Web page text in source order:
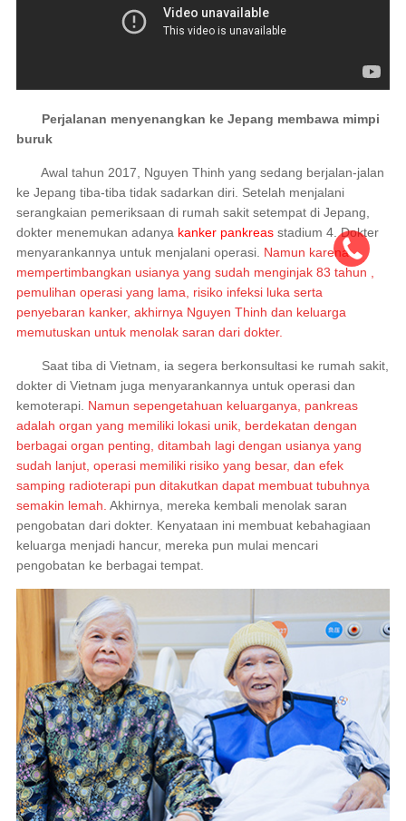
Perjalanan menyenangkan ke Jepang membawa mimpi
buruk
Awal tahun 2017, Nguyen Thinh yang sedang berjalan-jalan
ke Jepang tiba-tiba tidak sadarkan diri. Setelah menjalani
serangkaian pemeriksaan di rumah sakit setempat di Jepang,
dokter menemukan adanya kanker pankreasstadium 4. Dokter
menyarankannya untuk menjalani operasi. Namun karena
mempertimbangkan usianya yang sudah menginjak 83 tahun ,
pemulihan operasi yang lama, risiko infeksi luka serta
penyebaran kanker, akhirnya Nguyen Thinh dan keluarga
memutuskan untuk menolak saran dari dokter.
Saat tiba di Vietnam, ia segera berkonsultasi ke rumah sakit,
dokter di Vietnam juga menyarankannya untuk operasi dan
kemoterapi. Namun sepengetahuan keluarganya, pankreas
adalah organ yang memiliki lokasi unik, berdekatan dengan
berbagai organ penting, ditambah lagi dengan usianya yang
sudah lanjut, operasi memiliki risiko yang besar, dan efek
samping radioterapi pun ditakutkan dapat membuat tubuhnya
semakin lemah. Akhirnya, mereka kembali menolak saran
pengobatan dari dokter. Kenyataan ini membuat kebahagiaan
keluarga menjadi hancur, mereka pun mulai mencari
pengobatan ke berbagai tempat.